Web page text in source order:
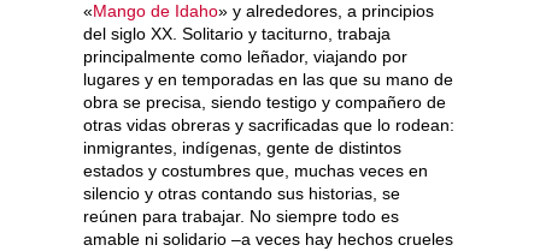
«Mango de Idaho» y alrededores, a principios
del siglo XX. Solitario y taciturno, trabaja
principalmente como leñador, viajando por
lugares y en temporadas en las que su mano de
obra se precisa, siendo testigo y compañero de
otras vidas obreras y sacrificadas que lo rodean:
inmigrantes, indígenas, gente de distintos
estados y costumbres que, muchas veces en
silencio y otras contando sus historias, se
reúnen para trabajar. No siempre todo es
amable ni solidario –a veces hay hechos crueles